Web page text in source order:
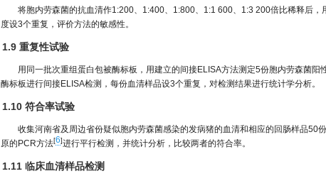
将胞内劳森菌的抗血清作1:200、1:400、1:800、1:1 600、1:3 200倍比稀释后
度设3个重复，评价方法的敏感性。
1.9 重复性试验
用同一批次重组蛋白包被酶标板，用建立的间接ELISA方法测定5份胞内劳森菌
酶标板进行间接ELISA检测，每份血清样品设3个重复，对检测结果进行统计学分析。
1.10 符合率试验
收集河南省及周边省份疑似胞内劳森菌感染的发病猪的血清和相应的回肠样品50
原的PCR方法[6]进行平行检测，并统计分析，比较两者的符合率。
1.11 临床血清样品检测